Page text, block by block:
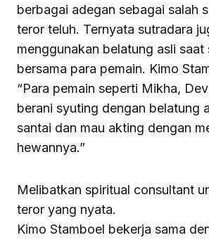
berbagai adegan sebagai salah
teror teluh. Ternyata sutradara
menggunakan belatung asli saat
bersama para pemain. Kimo
“Para pemain seperti Mikha,
berani syuting dengan belatung
santai dan mau akting dengan
hewannya.”
Melibatkan spiritual consultant
teror yang nyata.
Kimo Stamboel bekerja sama